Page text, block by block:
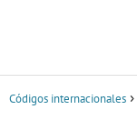
Códigos internacionales